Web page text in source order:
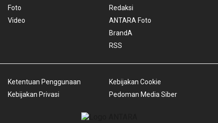
Foto
Video
Redaksi
ANTARA Foto
BrandA
RSS
Ketentuan Penggunaan
Kebijakan Privasi
Kebijakan Cookie
Pedoman Media Siber